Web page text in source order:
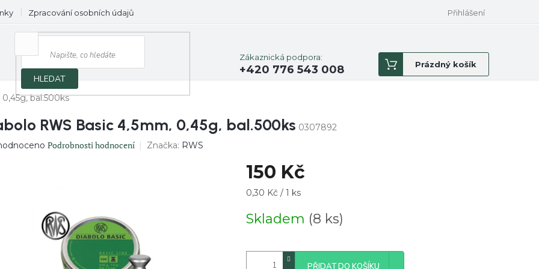
Zpracování osobních údajů Přihlášení
HLEDAT
Zákaznická podpora:
+420 776 543 008
Nákupní
košík
Prázdný košík
bal.500ks
RWS Basic 4,5mm, 0,45g, bal.500ks 0307892
Podrobnosti hodnocení Značka: RWS
150 Kč
Měrná
0,30 Kč / 1 ks
Skladem (8 ks)
PŘIDAT DO KOŠÍKU